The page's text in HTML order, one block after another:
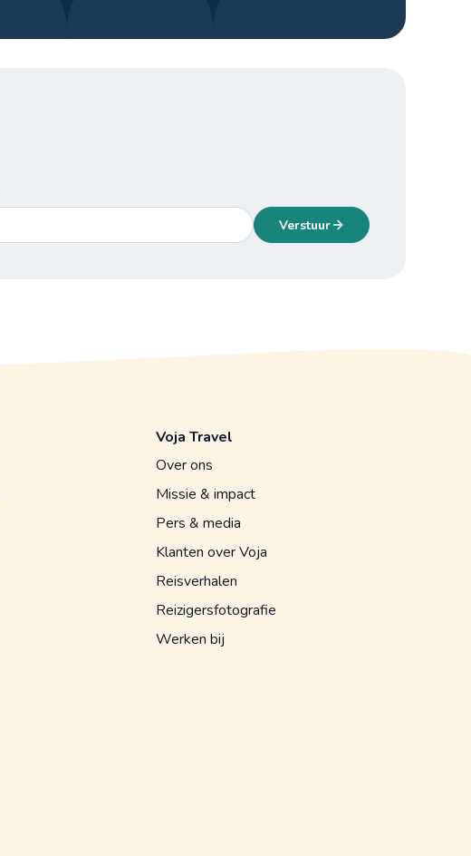
Verstuur
Voja Travel
Over ons
Missie & impact
Pers & media
Klanten over Voja
Reisverhalen
Reizigersfotografie
Werken bij